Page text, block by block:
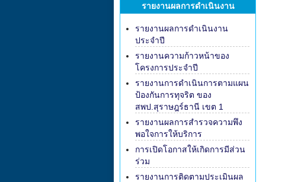
รายงานผลการดำเนินงาน
รายงานผลการดำเนินงาน
ประจำปี
รายงานความก้าวหน้าของ
โครงการประจำปี
รายงานการดำเนินการตามแผน
ป้องกันการทุจริต ของ
สพป.สุราษฎร์ธานี เขต 1
รายงานผลการสำรวจความพึง
พอใจการให้บริการ
การเปิดโอกาสให้เกิดการมีส่วน
ร่วม
รายงานการติดตามประเมินผล